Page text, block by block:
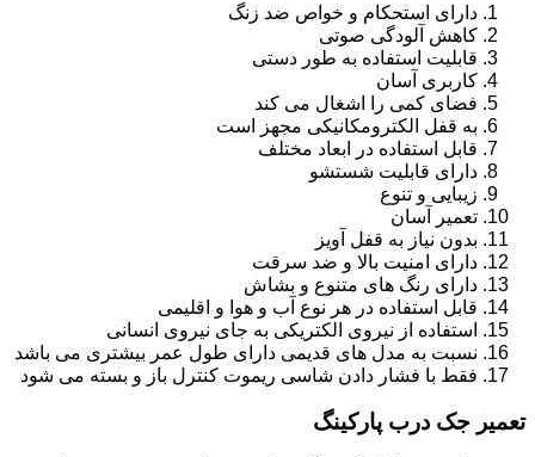
دارای استحکام و خواص ضد زنگ
کاهش آلودگی صوتی
قابلیت استفاده به طور دستی
کاربری آسان
فضای کمی را اشغال می کند
به قفل الکترومکانیکی مجهز است
قابل استفاده در ابعاد مختلف
دارای قابلیت شستشو
زیبایی و تنوع
تعمیر آسان
بدون نیاز به قفل آویز
دارای امنیت بالا و ضد سرقت
دارای رنگ های متنوع و بشاش
قابل استفاده در هر نوع آب و هوا و اقلیمی
استفاده از نیروی الکتریکی به جای نیروی انسانی
نسبت به مدل های قدیمی دارای طول عمر بیشتری می باشد
فقط با فشار دادن شاسی ریموت کنترل باز و بسته می شود
تعمیر جک درب پارکینگ